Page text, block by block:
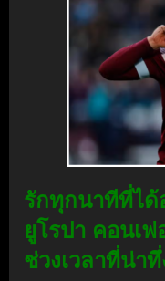
รักทุกนาทีที่ไ
ยูโรปา คอนเ
ช่วงเวลาที่น่าทึ่